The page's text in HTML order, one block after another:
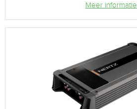
Meer informatie